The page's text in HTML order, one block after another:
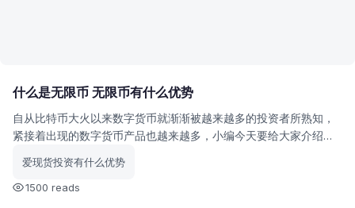
什么是无限币 无限币有什么优势
自从比特币大火以来数字货币就渐渐被越来越多的投资者所熟知，
紧接着出现的数字货币产品也越来越多，小编今天要给大家介绍的
限币吧。
爱现货投资有什么优势
1500 reads